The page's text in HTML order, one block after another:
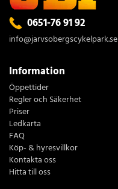
0651-76 91 92
info@jarvsobergscykelpark.se
Information
Öppettider
Regler och Säkerhet
Priser
Ledkarta
FAQ
Köp- & hyresvillkor
Kontakta oss
Hitta till oss